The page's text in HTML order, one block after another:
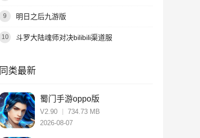
9 明日之后九游版
10 斗罗大陆魂师对决bilibili渠道服
同类最新
蜀门手游oppo版
V2.90
734.73 MB
2026-08-07